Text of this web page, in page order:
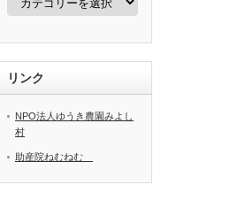
ー
リンク
NPO法人ゆうき農園みよし
村
助産院ねむねむ